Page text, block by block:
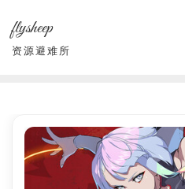
content
flysheep
资源避难所